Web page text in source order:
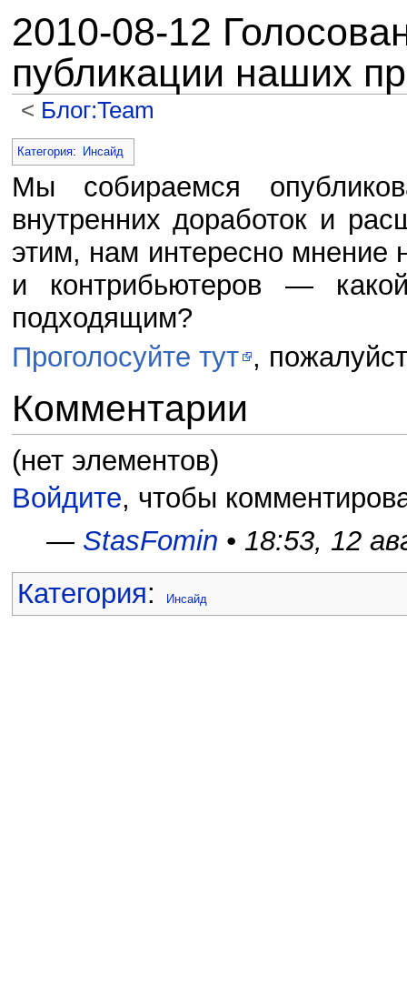
2010-08-12
публикации наших
< Блог:Team
Категория: Инсайд
Мы собираемся
внутренних доработок и
этим, нам интересно мнение
и контрибьютеров —
подходящим?
Проголосуйте тут ,
Комментарии
(нет элементов)
Войдите, чтобы
— StasFomin • 18:53, 12
Категория: Инсайд